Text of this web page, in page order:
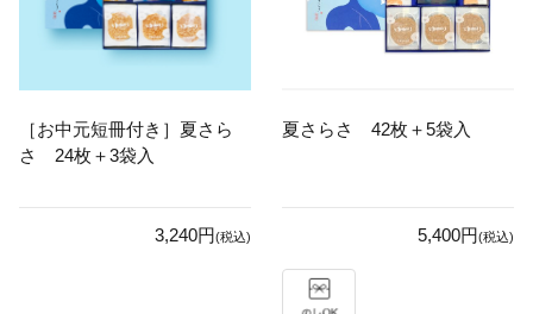
［お中元短冊付き］夏さら
さ 24枚＋3袋入
3,240円(税込)
夏さらさ 42枚＋5袋入
5,400円(税込)